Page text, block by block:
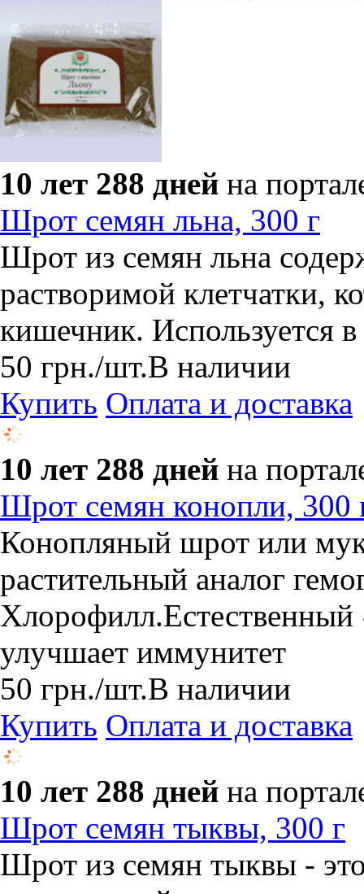
10 лет 288 дней на
Шрот семян льна, 300 г
Шрот из семян льна
растворимой клетчатки,
кишечник. Используется
50 грн./шт.В наличии
Купить Оплата и доставка
10 лет 288 дней на
Шрот семян конопли, 300
Конопляный шрот или
растительный аналог
улучшает иммунитет
50 грн./шт.В наличии
Купить Оплата и доставка
10 лет 288 дней на
Шрот семян тыквы, 300 г
Шрот из семян тыквы -